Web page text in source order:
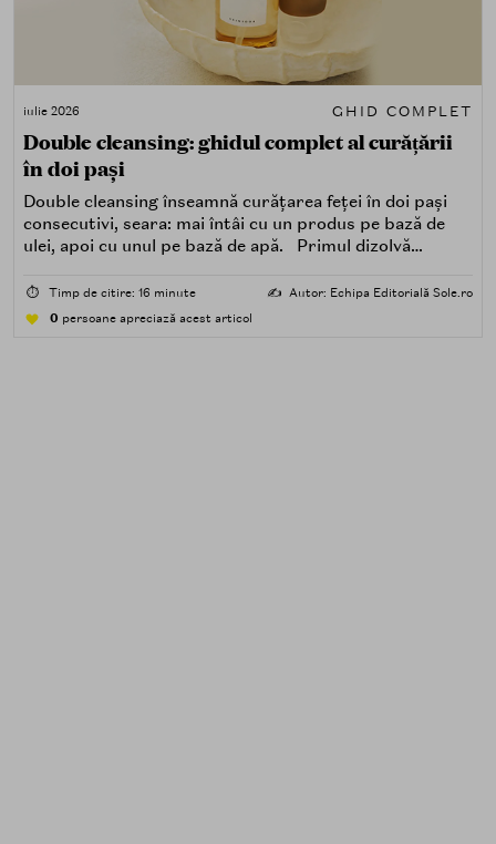
iulie 2026 GHID COMPLET
Double cleansing: ghidul complet al curățării
în doi pași
Double cleansing înseamnă curățarea feței în doi pași
consecutivi, seara: mai întâi cu un produs pe bază de
ulei, apoi cu unul pe bază de apă. Primul dizolvă
poluare. Al doilea îndepărtează impuritățile solubile în
⏱️ Timp de citire: 16 minute ✍️ Autor: Echipa Editorială Sole.ro
0 persoane apreciază acest articol